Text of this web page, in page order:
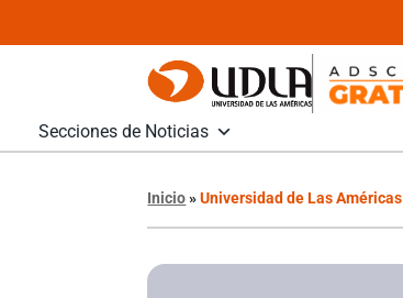
Secciones de Noticias
Inicio»Universidad de Las